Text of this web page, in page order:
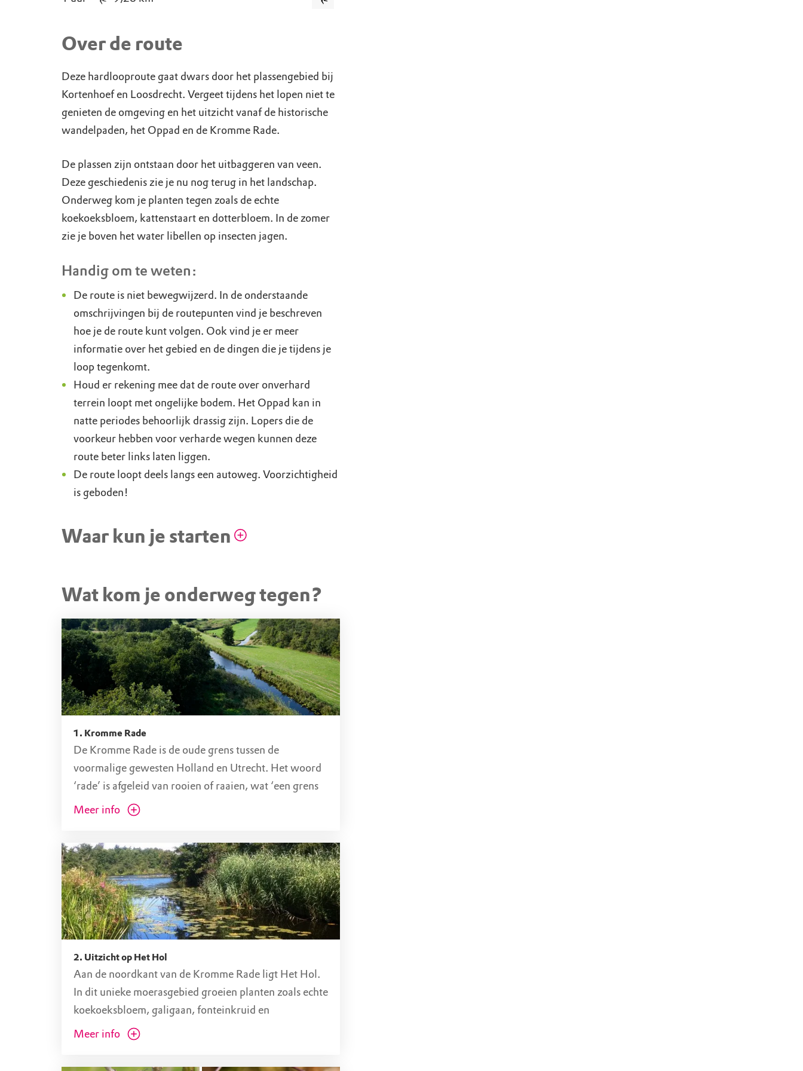
Over de route
Deze hardlooproute gaat dwars door het plassengebied bij
Kortenhoef en Loosdrecht. Vergeet tijdens het lopen niet te
genieten de omgeving en het uitzicht vanaf de historische
wandelpaden, het Oppad en de Kromme Rade.
De plassen zijn ontstaan door het uitbaggeren van veen.
Deze geschiedenis zie je nu nog terug in het landschap.
Onderweg kom je planten tegen zoals de echte
koekoeksbloem, kattenstaart en dotterbloem. In de zomer
zie je boven het water libellen op insecten jagen.
Handig om te weten:
De route is niet bewegwijzerd. In de onderstaande
omschrijvingen bij de routepunten vind je beschreven
hoe je de route kunt volgen. Ook vind je er meer
informatie over het gebied en de dingen die je tijdens je
loop tegenkomt.
Houd er rekening mee dat de route over onverhard
terrein loopt met ongelijke bodem. Het Oppad kan in
natte periodes behoorlijk drassig zijn. Lopers die de
voorkeur hebben voor verharde wegen kunnen deze
route beter links laten liggen.
De route loopt deels langs een autoweg. Voorzichtigheid
is geboden!
Waar kun je starten
Lambertszkade-Kromme rade
Moleneind 85, 1241 NK Kortenhoef (NH)
Wat kom je onderweg tegen?
1. Kromme Rade
De Kromme Rade is de oude grens tussen de
voormalige gewesten Holland en Utrecht. Het woord
‘rade’ is afgeleid van rooien of raaien, wat ‘een grens
trekken’ betekent. De route loopt hier tussen twee
horen bij de Loosdrechtse Plassen, in de omgeving
bekend vanwege de watersport. Maar tijdens het
volgen van deze route zie je het andere gezicht van dit
gebied. Omgeven door prachtige natuur loop je over
de Kromme Rade.
Meer info
2. Uitzicht op Het Hol
Aan de noordkant van de Kromme Rade ligt Het Hol.
In dit unieke moerasgebied groeien planten zoals echte
koekoeksbloem, galigaan, fonteinkruid en
dotterbloem. In het water komen waterviolier,
planten horen thuis in dit soort veengebieden.
Meer info